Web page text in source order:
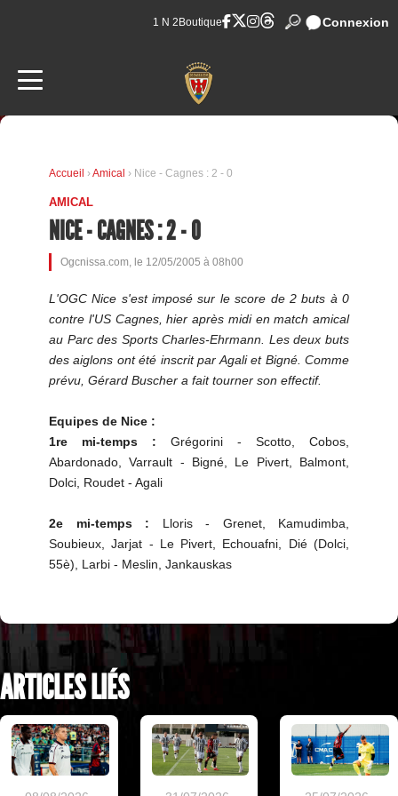
1 N 2 Boutique Connexion
Accueil ›Amical › Nice - Cagnes : 2 - 0
AMICAL
NICE - CAGNES : 2 - 0
Ogcnissa.com, le 12/05/2005 à 08h00
L'OGC Nice s'est imposé sur le score de 2 buts à 0
contre l'US Cagnes, hier après midi en match amical
au Parc des Sports Charles-Ehrmann. Les deux buts
des aiglons ont été inscrit par Agali et Bigné. Comme
prévu, Gérard Buscher a fait tourner son effectif.
Equipes de Nice :
1re mi-temps : Grégorini - Scotto, Cobos,
Abardonado, Varrault - Bigné, Le Pivert, Balmont,
Dolci, Roudet - Agali
2e mi-temps : Lloris - Grenet, Kamudimba,
Soubieux, Jarjat - Le Pivert, Echouafni, Dié (Dolci,
55è), Larbi - Meslin, Jankauskas
ARTICLES LIÉS